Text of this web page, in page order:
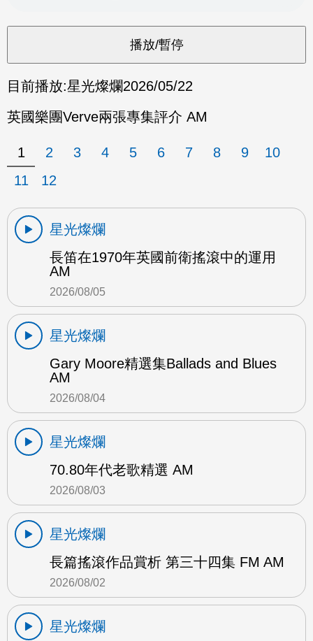
目前播放:星光燦爛2026/05/22
英國樂團Verve兩張專集評介 AM
1 2 3 4 5 6 7 8 9
10
11
12
星光燦爛
長笛在1970年英國前衛搖滾中的運用
AM
2026/08/05
星光燦爛
Gary Moore精選集Ballads and Blues
AM
2026/08/04
星光燦爛
70.80年代老歌精選 AM
2026/08/03
星光燦爛
長篇搖滾作品賞析 第三十四集 FM AM
2026/08/02
星光燦爛